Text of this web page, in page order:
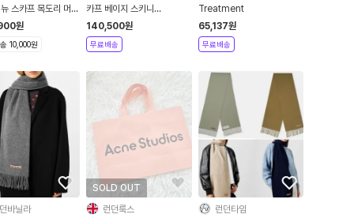
스카프 목도리 머플
원
10,000원
카프 베이지 스키니
CA0157
140,500원
무료배송
Treatment
65,137원
무료배송
바닐라
SOLD OUT
런던룩스
런던타임